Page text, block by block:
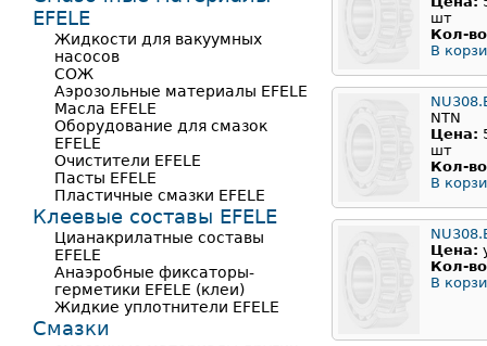
шт
Кол-
В
NTN
Цена:
шт
Кол-
В
Цена:
Кол-
В
EFELE
Жидкости для вакуумных
насосов
СОЖ
Аэрозольные материалы EFELE
Масла EFELE
Оборудование для смазок
EFELE
Очистители EFELE
Пасты EFELE
Пластичные смазки EFELE
Клеевые составы EFELE
Цианакрилатные составы
EFELE
Анаэробные фиксаторы-
герметики EFELE (клеи)
Жидкие уплотнители EFELE
Смазки